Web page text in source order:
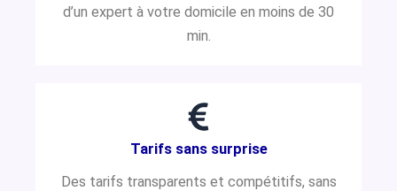
d’un expert à votre domicile en moins de 30
min.
Tarifs sans surprise
Des tarifs transparents et compétitifs, sans